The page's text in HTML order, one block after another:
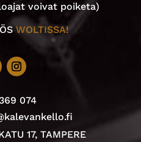
voivat poiketa)
WOLTISSA!
074
17, TAMPERE